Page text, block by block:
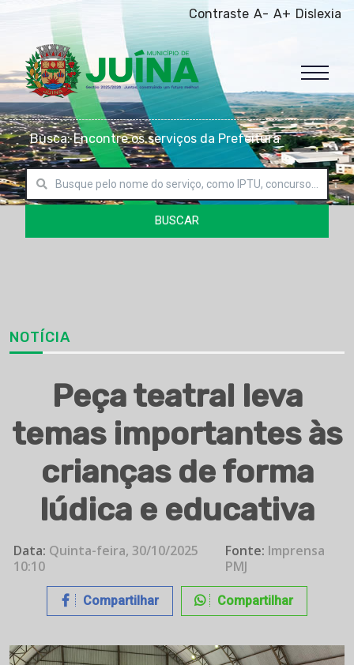
Contraste A- A+ Dislexia
Busca: Encontre os serviços da Prefeitura
BUSCAR
NOTÍCIA
Peça teatral leva
temas importantes às
crianças de forma
lúdica e educativa
Data: Quinta-feira, 30/10/2025
10:10
Fonte: Imprensa
PMJ
Compartilhar Compartilhar